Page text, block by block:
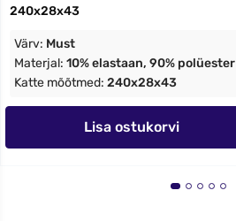
240x28x43
Värv: Must
Materjal: 10% elastaan, 90% polüester
Katte mõõtmed: 240x28x43
Lisa ostukorvi